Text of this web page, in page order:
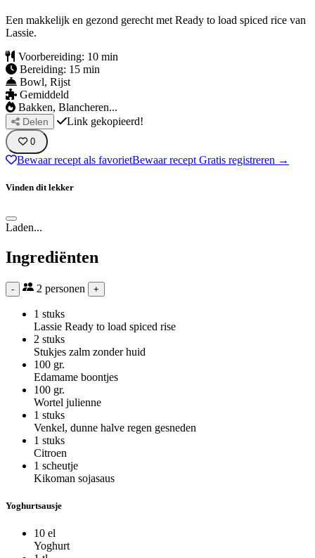
Een makkelijk en gezond gerecht met Ready to load spiced rice van
Lassie.
Voorbereiding: 10 min
Bereiding: 15 min
Bowl, Rijst
Gemiddeld
Bakken, Blancheren...
Delen Link gekopieerd!
0
Bewaar recept als favorietBewaar recept Gratis registreren →
Vinden dit lekker
Laden...
Ingrediënten
- 2 personen +
1 stuks
Lassie Ready to load spiced rise
2 stuks
Stukjes zalm zonder huid
100 gr.
Edamame boontjes
100 gr.
Wortel julienne
1 stuks
Venkel, dunne halve regen gesneden
1 stuks
Citroen
1 scheutje
Kikoman sojasaus
Yoghurtsausje
10 el
Yoghurt